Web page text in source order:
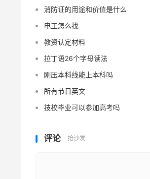
消防证的用途和价值是什么
电工怎么找
教资认定材料
拉丁语26个字母读法
刚压本科线能上本科吗
所有节日英文
技校毕业可以参加高考吗
评论 抢沙发